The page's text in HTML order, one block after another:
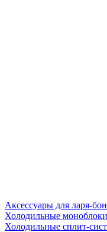
Аксессуары для ларя-
Холодильные моноблоки
Холодильные сплит-